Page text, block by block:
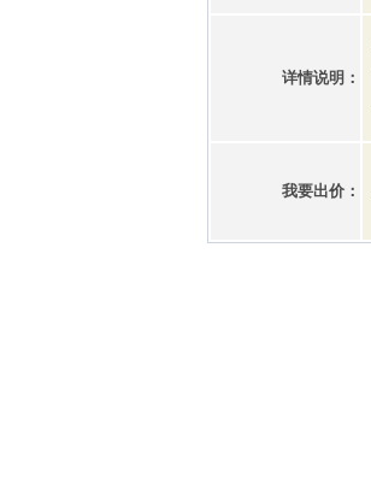
详情说明：
我要出价：